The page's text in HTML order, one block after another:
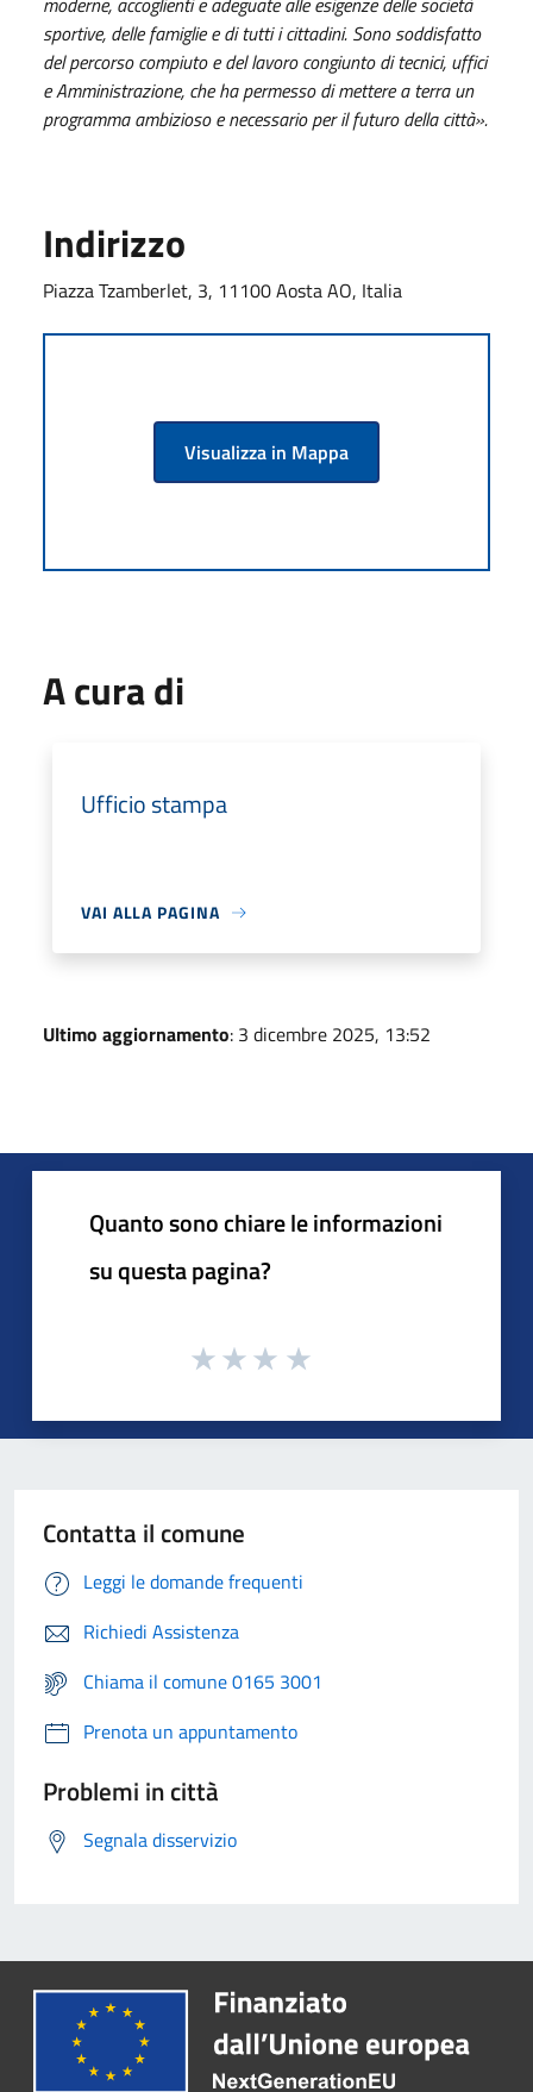
sportive, delle famiglie e di tutti i cittadini. Sono soddisfatto
del percorso compiuto e del lavoro congiunto di tecnici, uffici
e Amministrazione, che ha permesso di mettere a terra un
programma ambizioso e necessario per il futuro della città».
Indirizzo
Piazza Tzamberlet, 3, 11100 Aosta AO, Italia
Visualizza in Mappa
A cura di
Ufficio stampa
VAI ALLA PAGINA
Ultimo aggiornamento: 3 dicembre 2025, 13:52
Quanto sono chiare le informazioni
su questa pagina?
Contatta il comune
Leggi le domande frequenti
Richiedi Assistenza
Chiama il comune 0165 3001
Prenota un appuntamento
Problemi in città
Segnala disservizio